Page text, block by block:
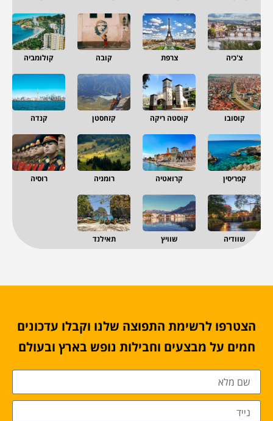
צ'כיה צרפת קובה קולומביה
קוסובו קוסטה ריקה קזחסטן קנדה
קפריסין קרואטיה רומניה רוסיה
שוודיה שוויץ תאילנד
הצטרפו לרשימת התפוצה שלנו וקבלו עדכונים
חמים על מבצעים וחבילות נופש בארץ ובעולם